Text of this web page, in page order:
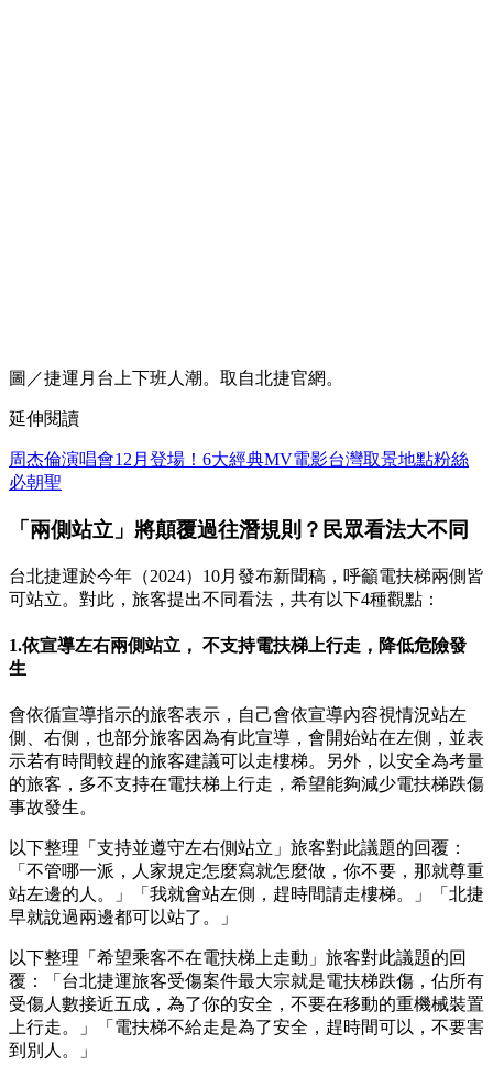
圖／捷運月台上下班人潮。取自北捷官網。
延伸閱讀
周杰倫演唱會12月登場！6大經典MV電影台灣取景地點粉絲
必朝聖
「兩側站立」將顛覆過往潛規則？民眾看法大不同
台北捷運於今年（2024）10月發布新聞稿，呼籲電扶梯兩側皆
可站立。對此，旅客提出不同看法，共有以下4種觀點：
1.依宣導左右兩側站立， 不支持電扶梯上行走，降低危險發
生
會依循宣導指示的旅客表示，自己會依宣導內容視情況站左
側、右側，也部分旅客因為有此宣導，會開始站在左側，並表
示若有時間較趕的旅客建議可以走樓梯。另外，以安全為考量
的旅客，多不支持在電扶梯上行走，希望能夠減少電扶梯跌傷
事故發生。
以下整理「支持並遵守左右側站立」旅客對此議題的回覆：
「不管哪一派，人家規定怎麼寫就怎麼做，你不要，那就尊重
站左邊的人。」「我就會站左側，趕時間請走樓梯。」「北捷
早就說過兩邊都可以站了。」
以下整理「希望乘客不在電扶梯上走動」旅客對此議題的回
覆：「台北捷運旅客受傷案件最大宗就是電扶梯跌傷，佔所有
受傷人數接近五成，為了你的安全，不要在移動的重機械裝置
上行走。」「電扶梯不給走是為了安全，趕時間可以，不要害
到別人。」